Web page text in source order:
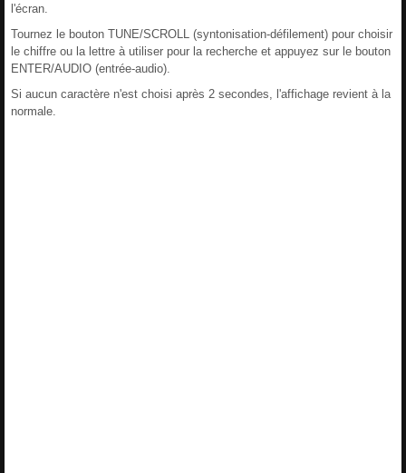
l'écran.
Tournez le bouton TUNE/SCROLL (syntonisation-défilement) pour choisir
le chiffre ou la lettre à utiliser pour la recherche et appuyez sur le bouton
ENTER/AUDIO (entrée-audio).
Si aucun caractère n'est choisi après 2 secondes, l'affichage revient à la
normale.